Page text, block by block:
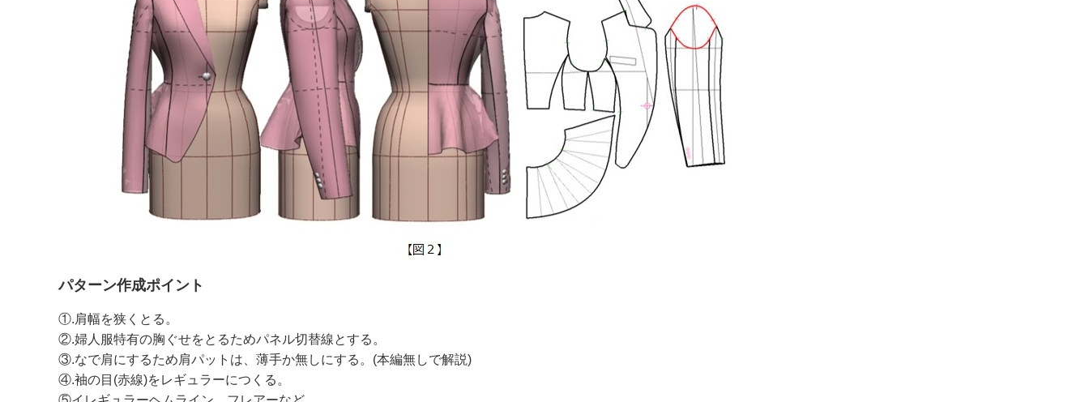
パターン作成ポイント
①.肩幅を狭くとる。
②.婦人服特有の胸ぐせをとるためパネル切替線とする。
③.なで肩にするため肩パットは、薄手か無しにする。(本編無しで解説)
④.袖の目(赤線)をレギュラーにつくる。